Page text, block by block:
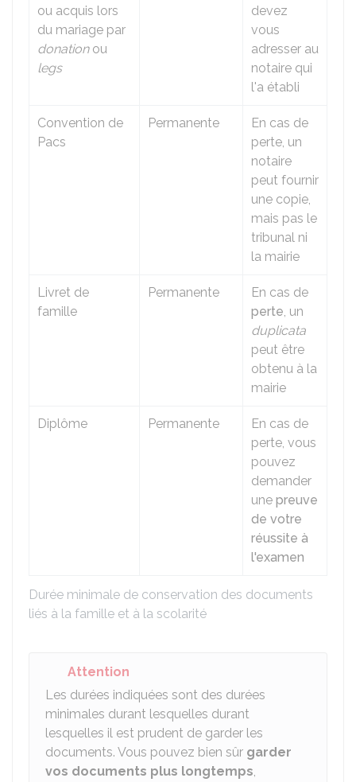
Durée minimale de conservation des documents
liés à la famille et à la scolarité
ou acquis lors
du mariage par
donationou
legs
devez
vous
adresser au
notaire qui
l'a établi
Convention de
Pacs
Permanente
En cas de
perte, un
notaire
peut fournir
une copie,
mais pas le
tribunal ni
la mairie
Livret de
famille
Permanente
En cas de
perte, un
duplicata
peut être
obtenu à la
mairie
Diplôme Permanente
En cas de
perte, vous
pouvez
demander
une preuve
de votre
réussite à
l'examen
Attention
Les durées indiquées sont des durées
minimales durant lesquelles durant
lesquelles il est prudent de garder les
documents. Vous pouvez bien sûr garder
vos documents plus longtemps,